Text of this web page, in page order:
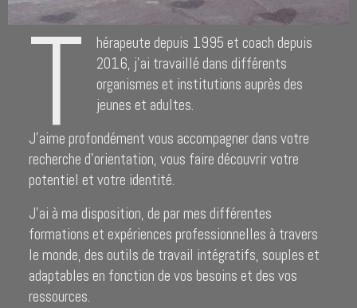
T
hérapeute depuis 1995 et coach depuis
2016, j’ai travaillé dans différents
organismes et institutions auprès des
jeunes et adultes.
J’aime profondément vous accompagner dans votre
recherche d’orientation, vous faire découvrir votre
potentiel et votre identité.
J’ai à ma disposition, de par mes différentes
formations et expériences professionnelles à travers
le monde, des outils de travail intégratifs, souples et
adaptables en fonction de vos besoins et des vos
ressources.